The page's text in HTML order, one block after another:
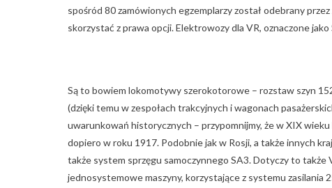
spośród 80 zamówionych egzemplarzy został odebrany
skorzystać z prawa opcji. Elektrowozy dla VR, oznaczone
Są to bowiem lokomotywy szerokotorowe – rozstaw szyn
(dzięki temu w zespołach trakcyjnych i wagonach
uwarunkowań historycznych – przypomnijmy, że w XIX wieku
dopiero w roku 1917. Podobnie jak w Rosji, a także innych
także system sprzęgu samoczynnego SA3. Dotyczy to
jednosystemowe maszyny, korzystające z systemu